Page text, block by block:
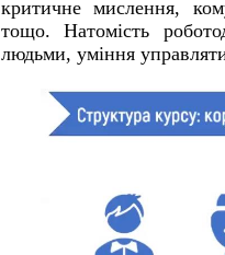
критичне мислення,
тощо. Натомість
людьми, уміння